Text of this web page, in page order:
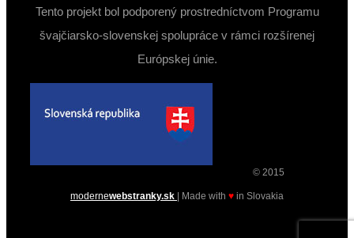
Tento projekt bol podporený prostredníctvom Programu
švajčiarsko-slovenskej spolupráce v rámci rozšírenej
Európskej únie.
© 2015
modernewebstranky.sk | Made with ♥ in Slovakia